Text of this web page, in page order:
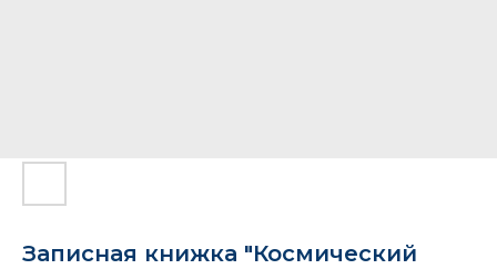
Записная книжка "Космический